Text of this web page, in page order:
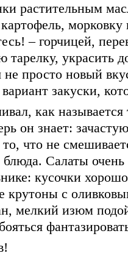
растительным
морковку
– горчицей,
тарелку, украсить
просто новый
закуски,
как
он знает:
что не
Салаты очень
кусочки
крутоны с
мелкий изюм